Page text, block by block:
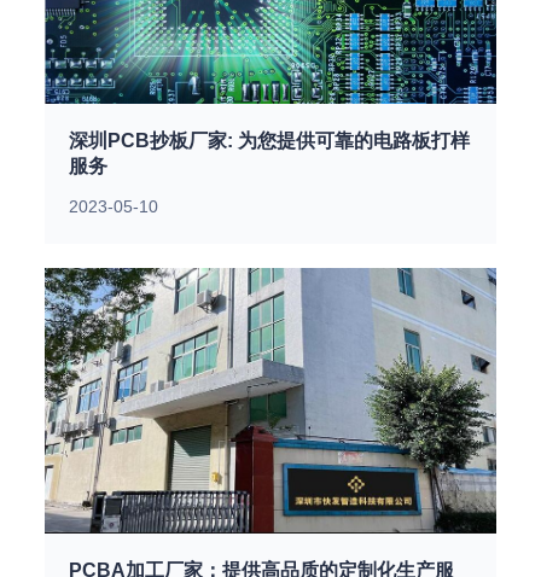
深圳PCB抄板厂家: 为您提供可靠的电路板打样
服务
2023-05-10
PCBA加工厂家：提供高品质的定制化生产服